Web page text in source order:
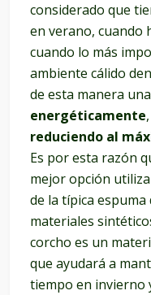
considerado que
en verano, cuando
cuando lo más
ambiente cálido
de esta manera una
energéticamente,
reduciendo al
Es por esta razón
mejor opción
de la típica
materiales
corcho es un
que ayudará a
tiempo en invierno